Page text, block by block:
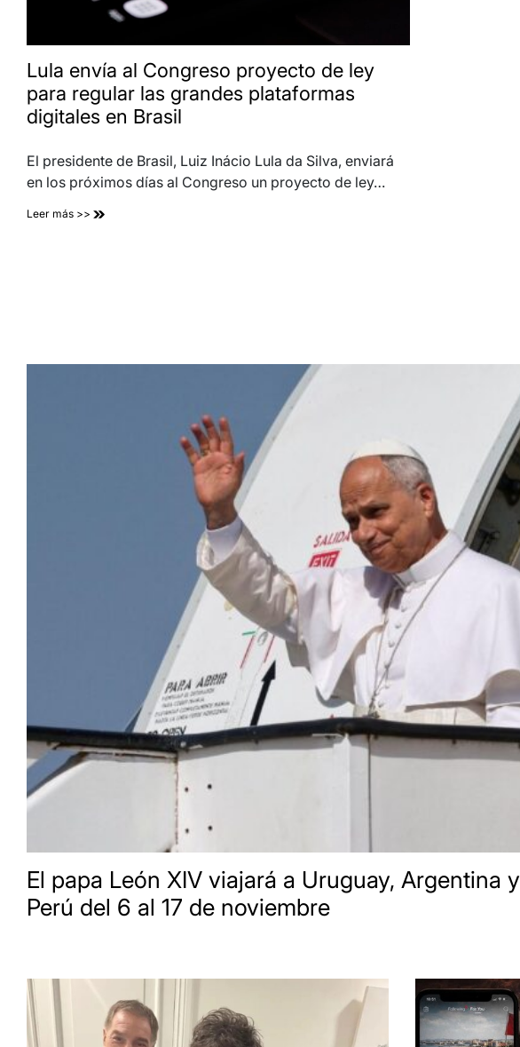
Lula envía al Congreso proyecto de ley
para regular las grandes plataformas
digitales en Brasil
El presidente de Brasil, Luiz Inácio Lula da Silva, enviará
en los próximos días al Congreso un proyecto de ley…
Leer más >>
El papa León XIV viajará a Uruguay, Argentina y
Perú del 6 al 17 de noviembre